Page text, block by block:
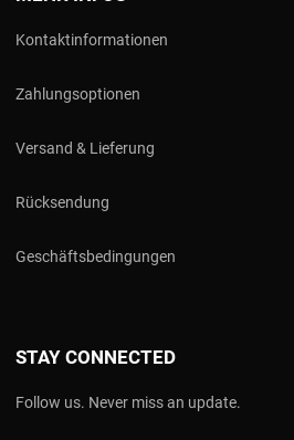
Kontaktinformationen
Zahlungsoptionen
Versand & Lieferung
Rücksendung
Geschäftsbedingungen
STAY CONNECTED
Follow us. Never miss an update.